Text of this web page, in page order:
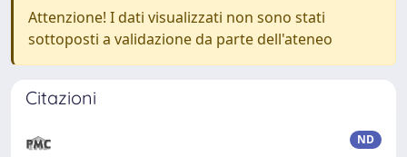
Attenzione! I dati visualizzati non sono stati
sottoposti a validazione da parte dell'ateneo
Citazioni
ND